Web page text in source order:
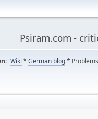
Psiram.com -
Wiki * German blog*